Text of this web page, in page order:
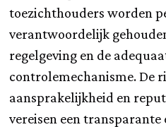
toezichthouders worden
verantwoordelijk
regelgeving en de
controlemechanisme. De
aansprakelijkheid en
vereisen een